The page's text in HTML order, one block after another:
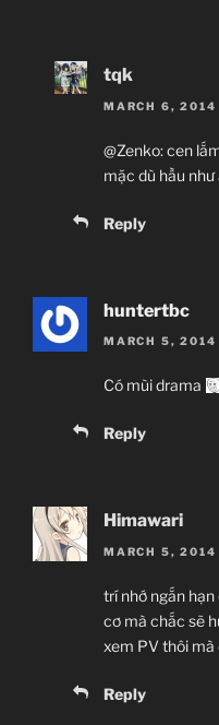
tqk
MARCH 6, 2014
@Zenko: cen
mặc dù hầu
Reply
huntertbc
MARCH 5,
Có mùi drama
Reply
Himawari
MARCH 5,
trí nhớ ngắn
cơ mà chắc sẽ
xem PV thôi mà
Reply